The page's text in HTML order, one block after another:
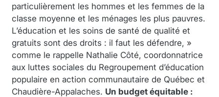
particulièrement les hommes et les femmes de la
classe moyenne et les ménages les plus pauvres.
L’éducation et les soins de santé de qualité et
gratuits sont des droits : il faut les défendre, »
comme le rappelle Nathalie Côté, coordonnatrice
aux luttes sociales du Regroupement d’éducation
populaire en action communautaire de Québec et
Chaudière-Appalaches. Un budget équitable :